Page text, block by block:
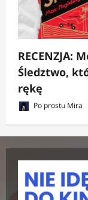
RECENZJA:
Śledztwo,
rękę
Po prostu Mira